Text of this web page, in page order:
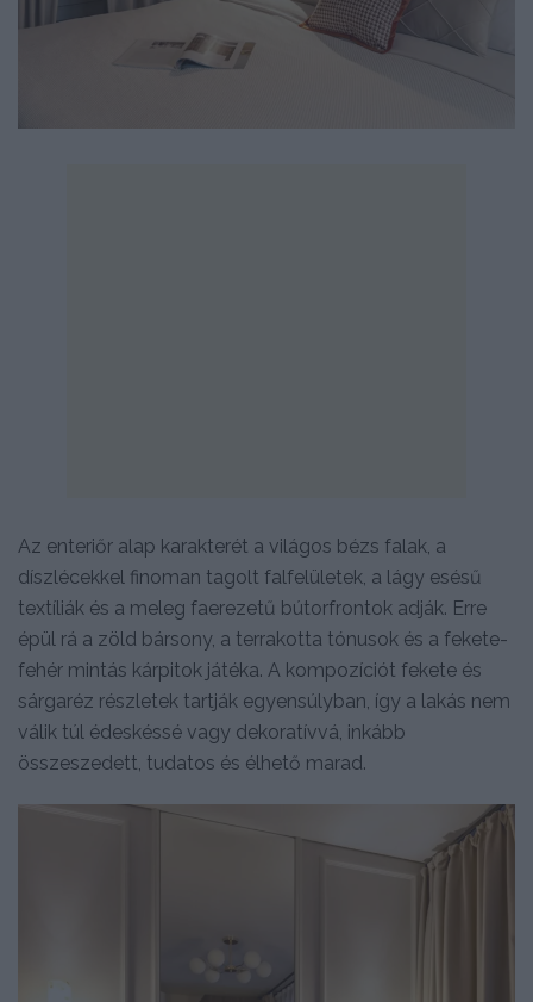
Az enteriőr alap karakterét a világos bézs falak, a
díszlécekkel finoman tagolt falfelületek, a lágy esésű
textíliák és a meleg faerezetű bútorfrontok adják. Erre
épül rá a zöld bársony, a terrakotta tónusok és a fekete-
fehér mintás kárpitok játéka. A kompozíciót fekete és
sárgaréz részletek tartják egyensúlyban, így a lakás nem
válik túl édeskéssé vagy dekoratívvá, inkább
összeszedett, tudatos és élhető marad.